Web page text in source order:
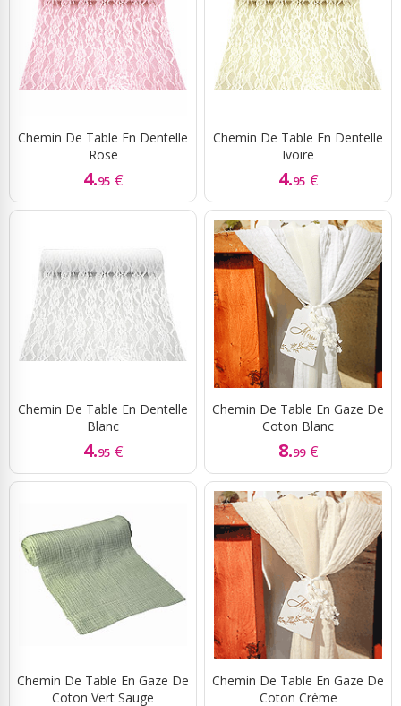
Chemin De Table En Dentelle
Rose
4.95 €
Chemin De Table En Dentelle
Ivoire
4.95 €
Chemin De Table En Dentelle
Blanc
4.95 €
Chemin De Table En Gaze De
Coton Blanc
8.99 €
Chemin De Table En Gaze De
Coton Vert Sauge
Chemin De Table En Gaze De
Coton Crème